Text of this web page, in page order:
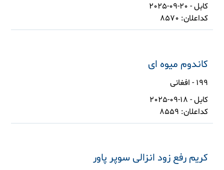
کابل - 20-09-2025
کداعلان: 8570
کاندوم میوه ای
199 - افغانی
کابل - 18-09-2025
کداعلان: 8559
کریم رفع زود انزالی سوپر پاور